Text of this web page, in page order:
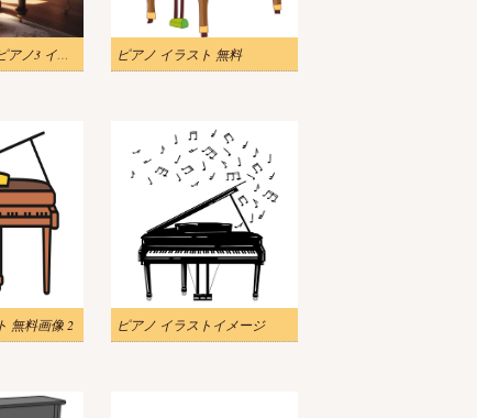
ベビーグランドピアノ3 イラスト ピアノ イラスト 無料
無料画像 2 ピアノ イラストイメージ